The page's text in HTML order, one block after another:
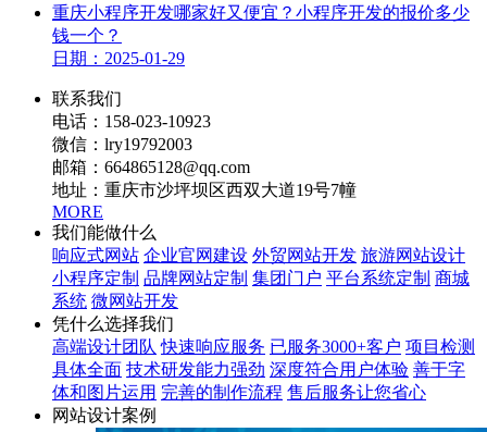
重庆小程序开发哪家好又便宜？小程序开发的报价多少
钱一个？
日期：2025-01-29
联系我们
电话：158-023-10923
微信：lry19792003
邮箱：664865128@qq.com
地址：重庆市沙坪坝区西双大道19号7幢
MORE
我们能做什么
响应式网站 企业官网建设 外贸网站开发 旅游网站设计
小程序定制 品牌网站定制 集团门户 平台系统定制 商城
系统 微网站开发
凭什么选择我们
高端设计团队 快速响应服务 已服务3000+客户 项目检测
具体全面 技术研发能力强劲 深度符合用户体验 善于字
体和图片运用 完善的制作流程 售后服务让您省心
网站设计案例